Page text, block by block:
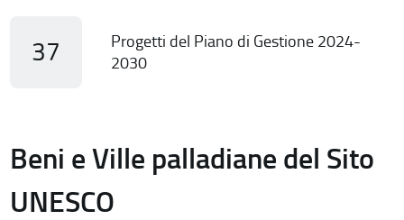
37
Progetti del Piano di Gestione 2024-
2030
Beni e Ville palladiane del Sito
UNESCO